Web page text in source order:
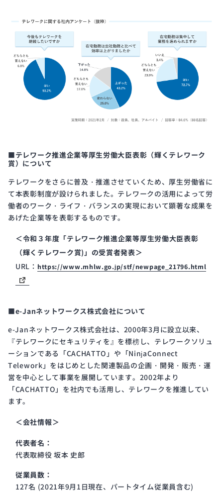
■テレワーク推進企業等厚生労働大臣表彰（輝くテレワーク
賞）について
テレワークをさらに普及・推進させていくため、厚生労働省に
て本表彰制度が設けられました。テレワークの活用によって労
働者のワーク・ライフ・バランスの実現において顕著な成果を
あげた企業等を表彰するものです。
＜令和３年度「テレワーク推進企業等厚生労働大臣表彰
（輝くテレワーク賞)」の受賞者発表＞
URL： https://www.mhlw.go.jp/stf/newpage_21796.html
■e-Janネットワークス株式会社について
e-Janネットワークス株式会社は、2000年3月に設立以来、
『テレワークにセキュリティを』を標榜し、テレワークソリュ
ーションである「CACHATTO」や「NinjaConnect
Telework」をはじめとした関連製品の企画・開発・販売・運
営を中心として事業を展開しています。2002年より
「CACHATTO」を社内でも活用し、テレワークを推進してい
ます。
＜会社情報＞
代表者名：
代表取締役 坂本 史郎
従業員数：
127名 (2021年9月1日現在、パートタイム従業員含む)